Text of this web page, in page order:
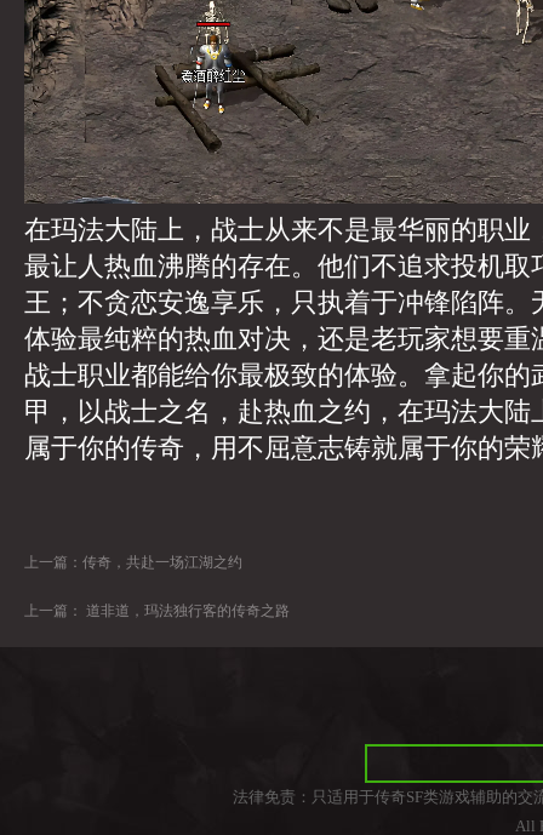
在玛法大陆上，战士从来不是最华丽的职业
最让人热血沸腾的存在。他们不追求投机取
王；不贪恋安逸享乐，只执着于冲锋陷阵。
体验最纯粹的热血对决，还是老玩家想要重
战士职业都能给你最极致的体验。拿起你的
甲，以战士之名，赴热血之约，在玛法大陆
属于你的传奇，用不屈意志铸就属于你的荣
上一篇： 传奇，共赴一场江湖之约
上一篇： 道非道，玛法独行客的传奇之路
法律免责：只适用于传奇SF类游戏辅助的
All